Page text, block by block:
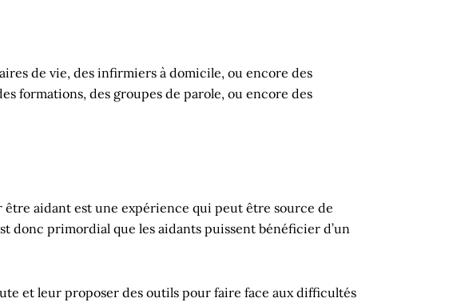
de vie, des infirmiers à domicile, ou encore des
formations, des groupes de parole, ou encore des
aidant est une expérience qui peut être source de
donc primordial que les aidants puissent bénéficier d’un
et leur proposer des outils pour faire face aux difficultés